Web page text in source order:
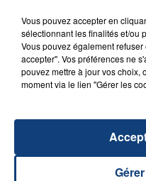
20 juillet 2026
UNE
La famille a porté
reconnu sa
excuses.
TITRES
Vous pouvez accepter en
sélectionnant les finalités et/ou
Vous pouvez également
accepter". Vos préférences ne
pouvez mettre à jour vos choix,
moment via le lien "Gérer les